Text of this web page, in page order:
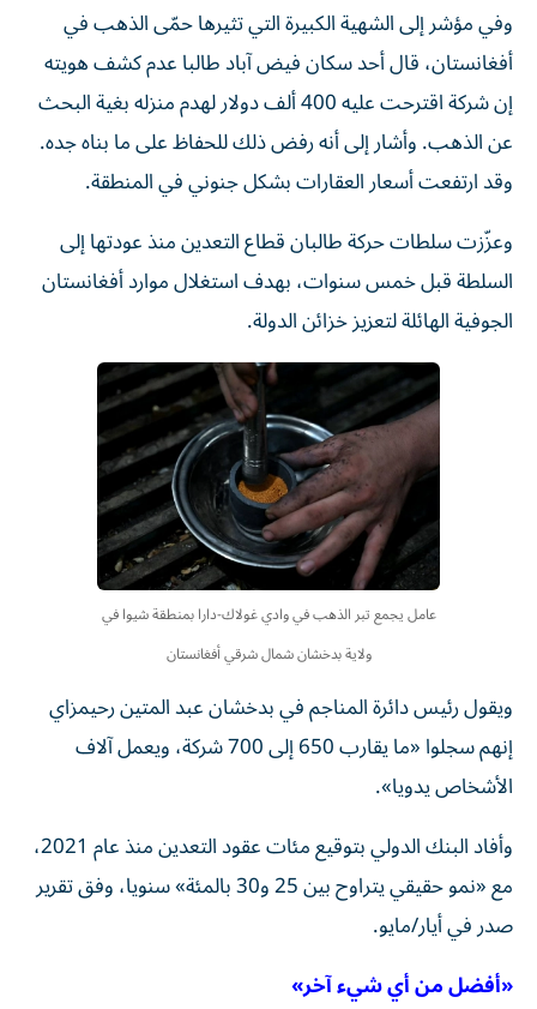
وفي مؤشر إلى الشهية الكبيرة التي تثيرها حمّى الذهب في
أفغانستان، قال أحد سكان فيض آباد طالبا عدم كشف هويته
إن شركة اقترحت عليه 400 ألف دولار لهدم منزله بغية البحث
عن الذهب. وأشار إلى أنه رفض ذلك للحفاظ على ما بناه جده.
وقد ارتفعت أسعار العقارات بشكل جنوني في المنطقة.
وعزّزت سلطات حركة طالبان قطاع التعدين منذ عودتها إلى
السلطة قبل خمس سنوات، بهدف استغلال موارد أفغانستان
الجوفية الهائلة لتعزيز خزائن الدولة.
عامل يجمع تبر الذهب في وادي غولاك-دارا بمنطقة شيوا في
ولاية بدخشان شمال شرقي أفغانستان
ويقول رئيس دائرة المناجم في بدخشان عبد المتين رحيمزاي
إنهم سجلوا «ما يقارب 650 إلى 700 شركة، ويعمل آلاف
الأشخاص يدويا».
وأفاد البنك الدولي بتوقيع مئات عقود التعدين منذ عام 2021،
مع «نمو حقيقي يتراوح بين 25 و30 بالمئة» سنويا، وفق تقرير
صدر في أيار/مايو.
«أفضل من أي شيء آخر»